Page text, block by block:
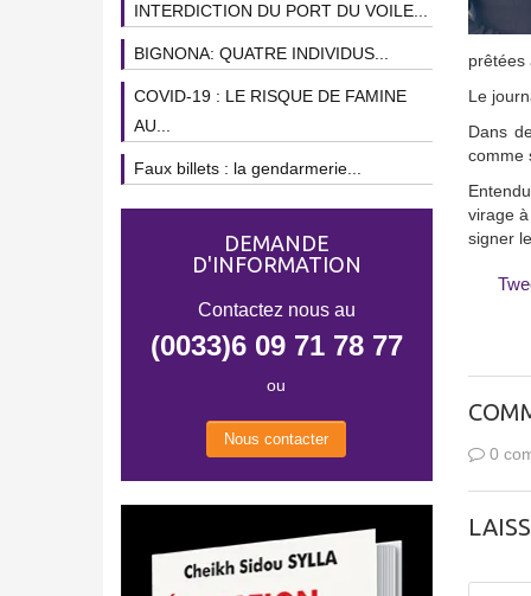
prêtées
Le
Dans
comme
virage
signer
0
INTERDICTION DU PORT DU VOILE...
BIGNONA: QUATRE INDIVIDUS...
COVID-19 : LE RISQUE DE FAMINE
AU...
Faux billets : la gendarmerie...
DEMANDE
D'INFORMATION
Contactez nous au
(0033)6 09 71 78 77
ou
Nous contacter